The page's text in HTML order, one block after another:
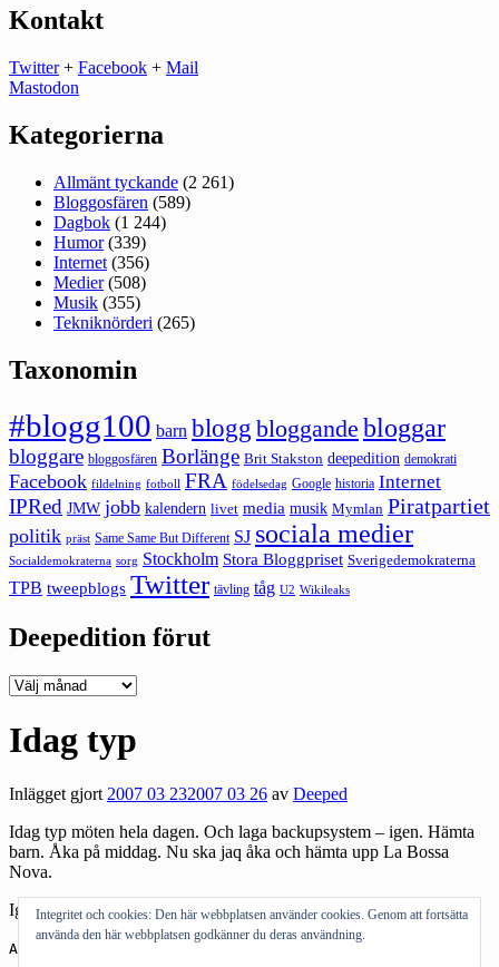
Kontakt
Twitter+ Facebook + Mail
Mastodon
Kategorierna
Allmänt tyckande (2 261)
Bloggosfären (589)
Dagbok (1 244)
Humor(339)
Internet (356)
Medier(508)
Musik (355)
Tekniknörderi (265)
Taxonomin
#blogg100 barn blogg bloggande bloggar
bloggare bloggosfären Borlänge Brit Stakston deepedition demokrati
Facebook fildelning fotboll FRA födelsedag Google historia Internet
IPRed JMW jobb kalendern livet media musik Mymlan Piratpartiet
politik präst Same Same But Different SJ sociala medier
Socialdemokraterna sorg Stockholm Stora Bloggpriset Sverigedemokraterna
TPB tweepblogs Twitter tävling tåg U2 Wikileaks
Deepedition förut
Deepedition
Idag typ
Inlägget gjort2007 03 232007 03 26 av Deeped
Idag typ möten hela dagen. Och laga backupsystem – igen. Hämta
barn. Åka på middag. Nu ska jaq åka och hämta upp La Bossa
Nova.
Igår var en stor dag förresten. Mer kan jag inte berätta. Just nu.
Andra om:
Integritet och cookies: Den här webbplatsen använder cookies. Genom att fortsätta
använda den här webbplatsen godkänner du deras användning.